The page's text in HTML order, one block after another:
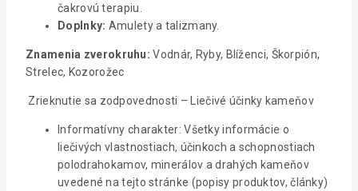
čakrovú terapiu.
Doplnky: Amulety a talizmany.
Znamenia zverokruhu:Vodnár, Ryby, Blíženci, Škorpión,
Strelec, Kozorožec
Zrieknutie sa zodpovednosti – Liečivé účinky kameňov
Informatívny charakter: Všetky informácie o
liečivých vlastnostiach, účinkoch a schopnostiach
polodrahokamov, minerálov a drahých kameňov
uvedené na tejto stránke (popisy produktov, články)